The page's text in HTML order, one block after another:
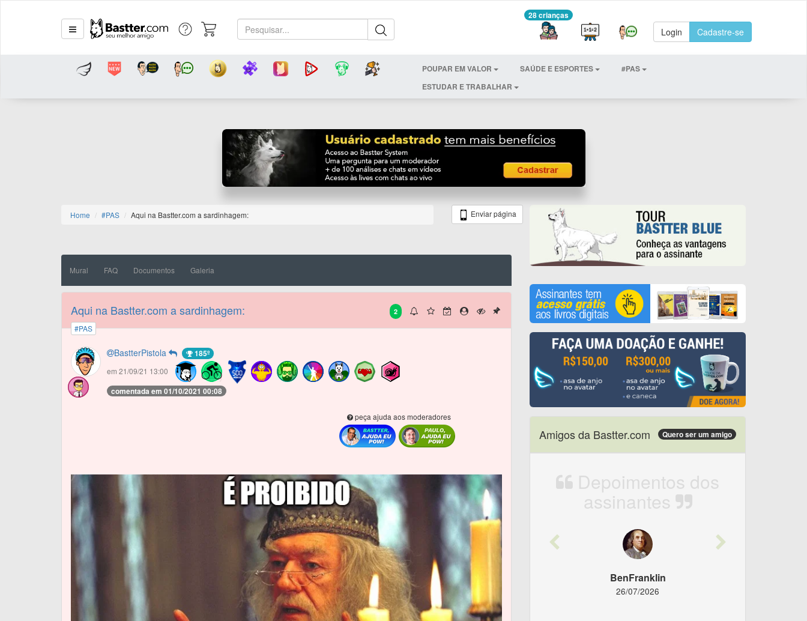
28 crianças
Login Cadastre-se
POUPAR EM VALOR SAÚDE E ESPORTES
#PAS
ESTUDAR E TRABALHAR
Home #PAS Aqui na Bastter.com a sardinhagem: Enviar página
Mural FAQ Documentos Galeria
2
Aqui na Bastter.com a sardinhagem:
#PAS
BastterPistola 185º
em 21/09/21 13:00
comentada em 01/10/2021 00:08
peça ajuda aos moderadores
Amigos da Bastter.com Quero ser um amigo
Depoimentos dos
assinantes
Previous
BenFranklin
26/07/2026